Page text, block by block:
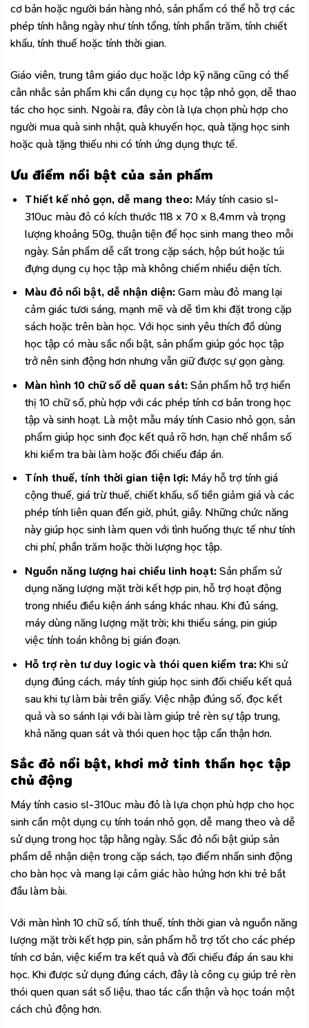
cơ bản hoặc người bán hàng nhỏ, sản phẩm có thể hỗ trợ các
phép tính hằng ngày như tính tổng, tính phần trăm, tính chiết
khấu, tính thuế hoặc tính thời gian.
Giáo viên, trung tâm giáo dục hoặc lớp kỹ năng cũng có thể
cân nhắc sản phẩm khi cần dụng cụ học tập nhỏ gọn, dễ thao
tác cho học sinh. Ngoài ra, đây còn là lựa chọn phù hợp cho
người mua quà sinh nhật, quà khuyến học, quà tặng học sinh
hoặc quà tặng thiếu nhi có tính ứng dụng thực tế.
Ưu điểm nổi bật của sản phẩm
Thiết kế nhỏ gọn, dễ mang theo:Máy tính casio sl-
310uc màu đỏ có kích thước 118 x 70 x 8,4mm và trọng
lượng khoảng 50g, thuận tiện để học sinh mang theo mỗi
ngày. Sản phẩm dễ cất trong cặp sách, hộp bút hoặc túi
đựng dụng cụ học tập mà không chiếm nhiều diện tích.
Màu đỏ nổi bật, dễ nhận diện:Gam màu đỏ mang lại
cảm giác tươi sáng, mạnh mẽ và dễ tìm khi đặt trong cặp
sách hoặc trên bàn học. Với học sinh yêu thích đồ dùng
học tập có màu sắc nổi bật, sản phẩm giúp góc học tập
trở nên sinh động hơn nhưng vẫn giữ được sự gọn gàng.
Màn hình 10 chữ số dễ quan sát:Sản phẩm hỗ trợ hiển
thị 10 chữ số, phù hợp với các phép tính cơ bản trong học
tập và sinh hoạt. Là một mẫu máy tính Casionhỏ gọn, sản
phẩm giúp học sinh đọc kết quả rõ hơn, hạn chế nhầm số
khi kiểm tra bài làm hoặc đối chiếu đáp án.
Tính thuế, tính thời gian tiện lợi:Máy hỗ trợ tính giá
cộng thuế, giá trừ thuế, chiết khấu, số tiền giảm giá và các
phép tính liên quan đến giờ, phút, giây. Những chức năng
này giúp học sinh làm quen với tình huống thực tế như tính
chi phí, phần trăm hoặc thời lượng học tập.
Nguồn năng lượng hai chiều linh hoạt:Sản phẩm sử
dụng năng lượng mặt trời kết hợp pin, hỗ trợ hoạt động
trong nhiều điều kiện ánh sáng khác nhau. Khi đủ sáng,
máy dùng năng lượng mặt trời; khi thiếu sáng, pin giúp
việc tính toán không bị gián đoạn.
Hỗ trợ rèn tư duy logic và thói quen kiểm tra:Khi sử
dụng đúng cách, máy tính giúp học sinh đối chiếu kết quả
sau khi tự làm bài trên giấy. Việc nhập đúng số, đọc kết
quả và so sánh lại với bài làm giúp trẻ rèn sự tập trung,
khả năng quan sát và thói quen học tập cẩn thận hơn.
Sắc đỏ nổi bật, khơi mở tinh thần học tập
chủ động
Máy tính casio sl-310uc màu đỏ là lựa chọn phù hợp cho học
sinh cần một dụng cụ tính toán nhỏ gọn, dễ mang theo và dễ
sử dụng trong học tập hằng ngày. Sắc đỏ nổi bật giúp sản
phẩm dễ nhận diện trong cặp sách, tạo điểm nhấn sinh động
cho bàn học và mang lại cảm giác hào hứng hơn khi trẻ bắt
đầu làm bài.
Với màn hình 10 chữ số, tính thuế, tính thời gian và nguồn năng
lượng mặt trời kết hợp pin, sản phẩm hỗ trợ tốt cho các phép
tính cơ bản, việc kiểm tra kết quả và đối chiếu đáp án sau khi
học. Khi được sử dụng đúng cách, đây là công cụ giúp trẻ rèn
thói quen quan sát số liệu, thao tác cẩn thận và học toán một
cách chủ động hơn.